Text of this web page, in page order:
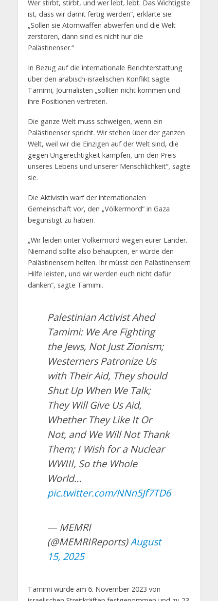
Wer stirbt, stirbt, und wer lebt, lebt. Das Wichtigste
ist, dass wir damit fertig werden“, erklärte sie.
„Sollen sie Atomwaffen abwerfen und die Welt
zerstören, dann sind es nicht nur die
Palästinenser.“
In Bezug auf die internationale Berichterstattung
über den arabisch-israelischen Konflikt sagte
Tamimi, Journalisten „sollten nicht kommen und
ihre Positionen vertreten.
Die ganze Welt muss schweigen, wenn ein
Palästinenser spricht. Wir stehen über der ganzen
Welt, weil wir die Einzigen auf der Welt sind, die
gegen Ungerechtigkeit kämpfen, um den Preis
unseres Lebens und unserer Menschlichkeit“, sagte
sie.
Die Aktivistin warf der internationalen
Gemeinschaft vor, den „Völkermord“ in Gaza
begünstigt zu haben.
„Wir leiden unter Völkermord wegen eurer Länder.
Niemand sollte also behaupten, er würde den
Palästinensern helfen. Ihr müsst den Palästinensern
Hilfe leisten, und wir werden euch nicht dafür
danken“, sagte Tamimi.
Palestinian Activist Ahed
Tamimi: We Are Fighting
the Jews, Not Just Zionism;
Westerners Patronize Us
with Their Aid, They should
Shut Up When We Talk;
They Will Give Us Aid,
Whether They Like It Or
Not, and We Will Not Thank
Them; I Wish for a Nuclear
WWIII, So the Whole
World…
pic.twitter.com/NNn5Jf7TD6
— MEMRI
(@MEMRIReports)August
15, 2025
Tamimi wurde am 6. November 2023 von